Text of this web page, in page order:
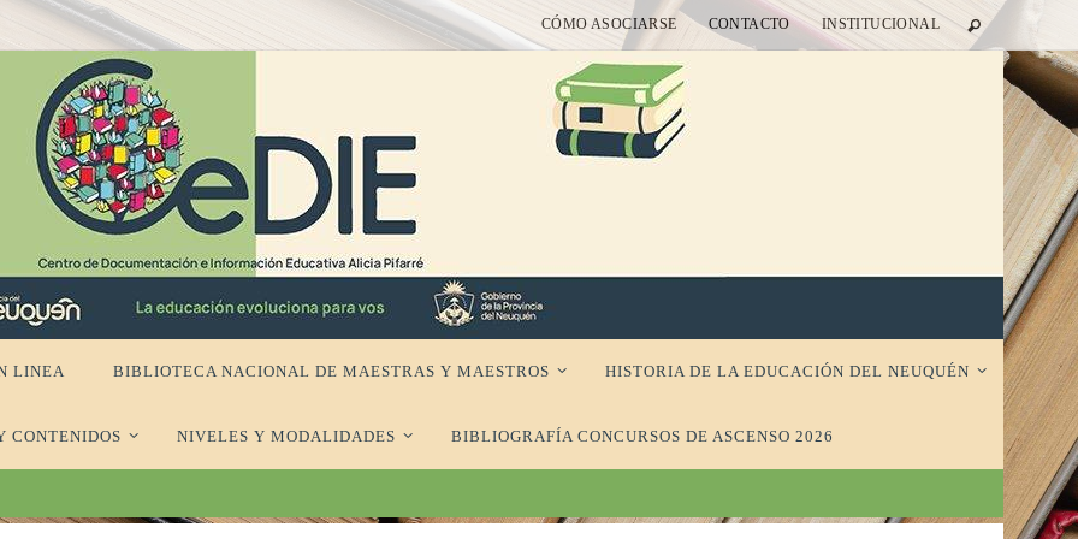
CÓMO ASOCIARSE CONTACTO INSTITUCIONAL
LINEA BIBLIOTECA NACIONAL DE MAESTRAS Y MAESTROS HISTORIA DE LA EDUCACIÓN DEL NEUQUÉN
CONTENIDOS NIVELES Y MODALIDADES BIBLIOGRAFÍA CONCURSOS DE ASCENSO 2026